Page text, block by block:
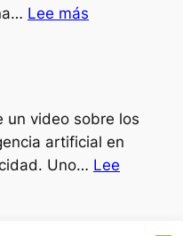
Lee más
decidir
ir
al
un video sobre los
artificial en
Uno… Lee